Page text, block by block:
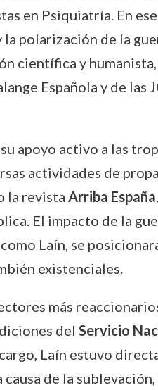
en Psiquiatría. En
polarización de la
científica y
Española y de
apoyo activo a las
actividades de
la revista Arriba España
El impacto de la
Laín, se
existenciales.
más
del Servicio
cargo, Laín estuvo
de la